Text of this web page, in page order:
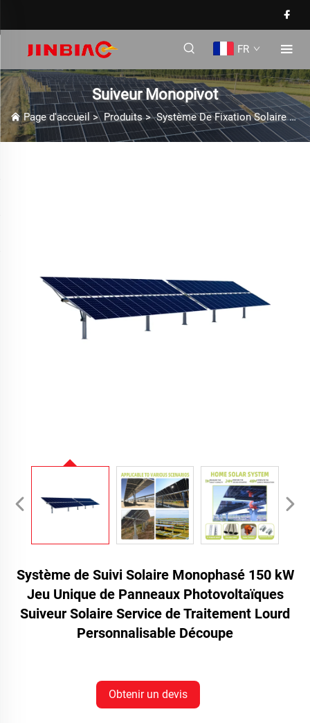
FR
Suiveur Monopivot
Page d'accueil > Produits>Système De Fixation Solaire>
Système de Suivi Solaire Monophasé 150 kW
Jeu Unique de Panneaux Photovoltaïques
Suiveur Solaire Service de Traitement Lourd
Personnalisable Découpe
Obtenir un devis